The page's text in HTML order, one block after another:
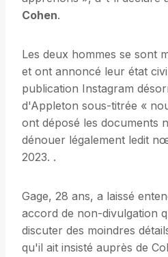
Cohen.
Les deux hommes se sont
et ont annoncé leur état
publication Instagram
d'Appleton sous-titrée «
ont déposé les documents
dénouer légalement ledit
2023. .
Gage, 28 ans, a laissé
accord de non-divulgation
discuter des moindres
qu'il ait insisté auprès de